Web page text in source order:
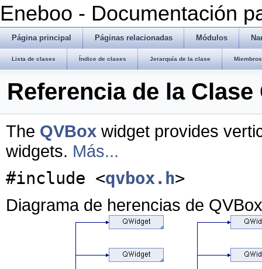
Eneboo - Documentación
Página principal Páginas relacionadas Módulos
Lista de clases Índice de clases Jerarquía de la clase
Referencia de la Clase
The QVBox widget provides
widgets. Más...
#include <qvbox.h>
Diagrama de herencias de QVBox